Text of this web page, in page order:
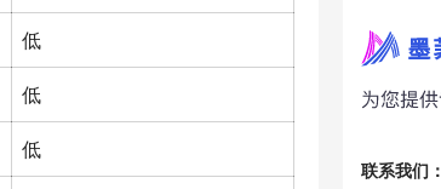
低
低
低
联系我们：